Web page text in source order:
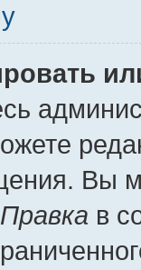
Вы
Правка в